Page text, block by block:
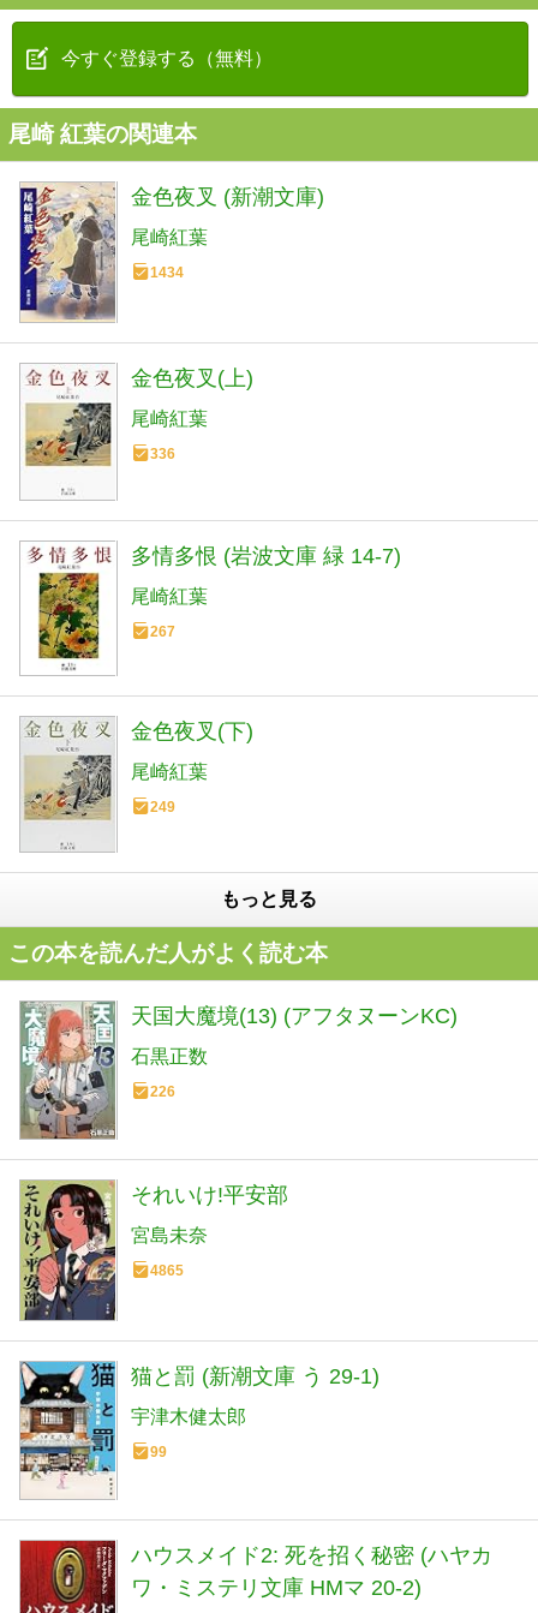
今すぐ登録する（無料）
尾崎 紅葉の関連本
金色夜叉 (新潮文庫)
尾崎紅葉
1434
金色夜叉(上)
尾崎紅葉
336
多情多恨 (岩波文庫 緑 14-7)
尾崎紅葉
267
金色夜叉(下)
尾崎紅葉
249
もっと見る
この本を読んだ人がよく読む本
天国大魔境(13) (アフタヌーンKC)
石黒正数
226
それいけ!平安部
宮島未奈
4865
猫と罰 (新潮文庫 う 29-1)
宇津木健太郎
99
ハウスメイド2: 死を招く秘密 (ハヤカ
ワ・ミステリ文庫 HMマ 20-2)